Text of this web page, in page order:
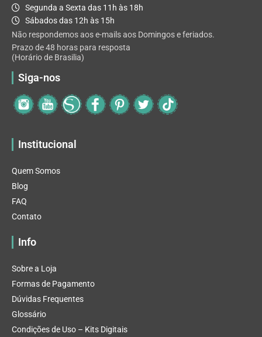
Segunda a Sexta das 11h às 18h
Sábados das 12h às 15h
Não respondemos aos e-mails aos Domingos e feriados.
Prazo de 48 horas para resposta
(Horário de Brasilia)
Siga-nos
Institucional
Quem Somos
Blog
FAQ
Contato
Info
Sobre a Loja
Formas de Pagamento
Dúvidas Frequentes
Glossário
Condições de Uso – Kits Digitais